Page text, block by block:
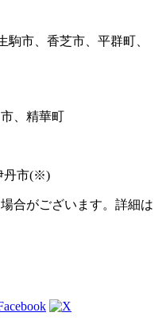
市、香芝市、平群町、
、精華町
丹市(※)
合がございます。詳細は